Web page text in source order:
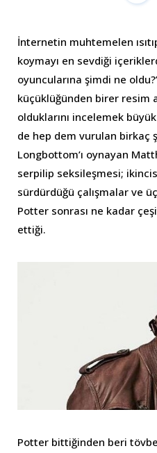
İnternetin muhtemelen
koymayı en sevdiği
oyuncularına şimdi ne
küçüklüğünden birer resim
olduklarını incelemek
de hep dem vurulan birkaç
Longbottom’ı oynayan
serpilip seksileşmesi;
sürdürdüğü çalışmalar ve
Potter sonrası ne kadar
ettiği.
Potter bittiğinden beri